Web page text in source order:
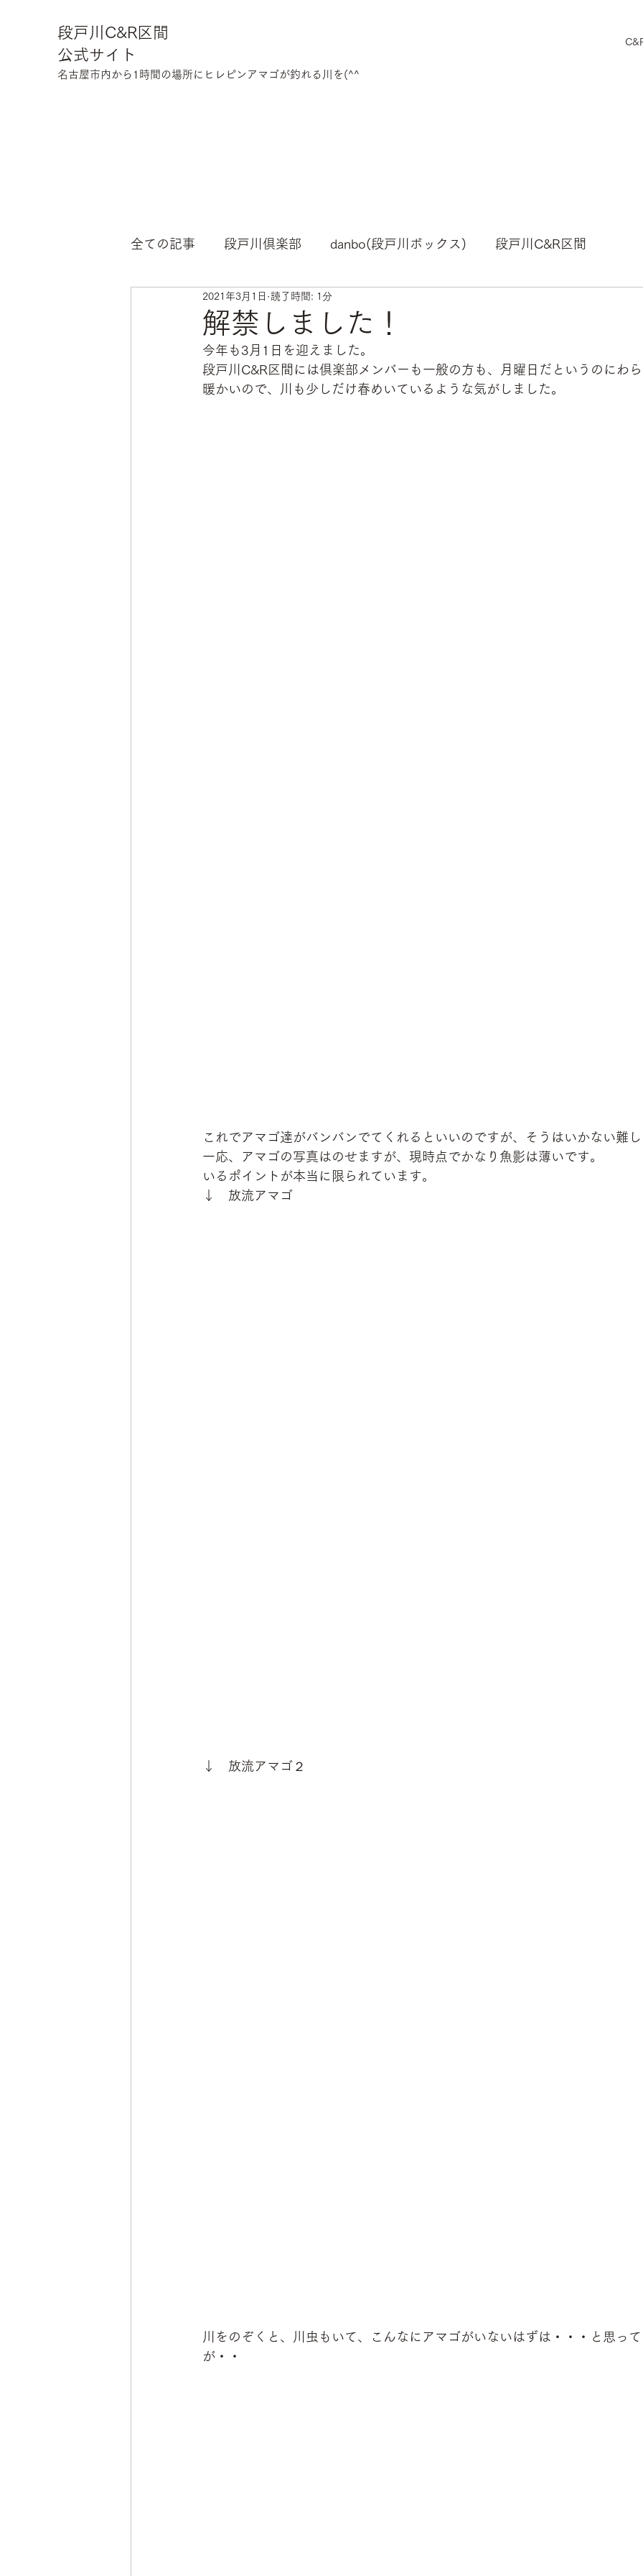
段戸川C&R区間
公式サイト
​名古屋市内から1時間の場所にヒレピンアマゴが釣れる川を(^^
全ての記事 段戸川倶楽部 danbo(段戸川ボックス) 段戸川C&R区間
解禁しました！
2021年3月1日 読了時間: 1分
今年も3月1日を迎えました。
段戸川C&R区間には倶楽部メンバーも一般の方も、月曜日だというのにわ
暖かいので、川も少しだけ春めいているような気がしました。
これでアマゴ達がバンバンでてくれるといいのですが、そうはいかない難
一応、アマゴの写真はのせますが、現時点でかなり魚影は薄いです。
いるポイントが本当に限られています。
↓　放流アマゴ
↓　放流アマゴ２
川をのぞくと、川虫もいて、こんなにアマゴがいないはずは・・・と思っ
が・・